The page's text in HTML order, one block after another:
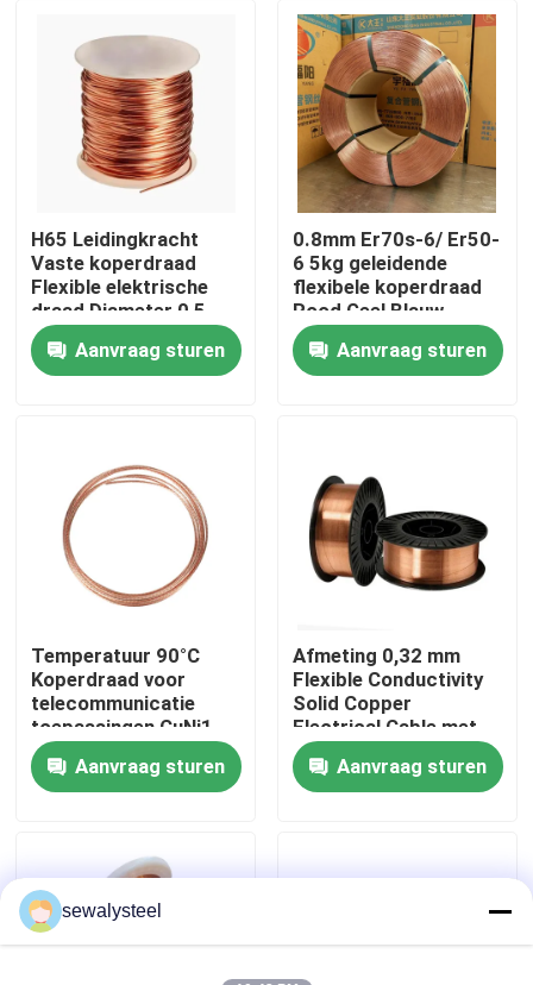
Thuis
Producten
Over ons
Fabrieksreis
Kwaliteitscontrole
Contacteer ons
Alle Gevallen
H65 Leidingkracht
Vaste koperdraad
Flexible elektrische
draad Diameter 0,5
mm - 10 mm
Aanvraag sturen
0.8mm Er70s-6/ Er50-
6 5kg geleidende
flexibele koperdraad
Rood Geel Blauw
Groen Zwart Kabel
Diameter 0,5 mm - 10
mm
Aanvraag sturen
Temperatuur 90°C
Koperdraad voor
telecommunicatie
toepassingen CuNi1
CuNi2 CuNi6
Aanvraag sturen
Afmeting 0,32 mm
Flexible Conductivity
Solid Copper
Electrical Cable met
PVC-isolatie en sterke
treksterkte
Aanvraag sturen
sewalysteel